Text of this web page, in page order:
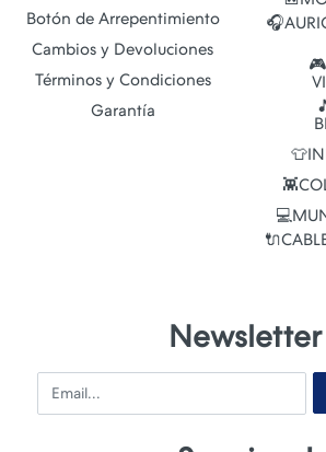
Botón de Arrepentimiento
Cambios y Devoluciones
Términos y Condiciones
Garantía
Newsletter
Email